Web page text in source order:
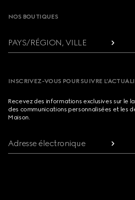
NOS BOUTIQUES
PAYS/RÉGION, VILLE
INSCRIVEZ-VOUS POUR SUIVRE
Recevez des informations exclusives sur le
des communications personnalisées et les
Maison.
Adresse électronique